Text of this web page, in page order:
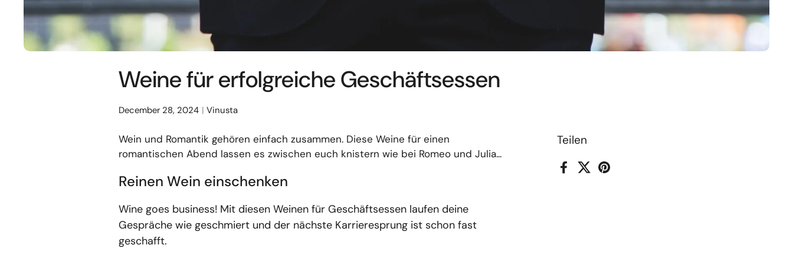
Weine für erfolgreiche Geschäftsessen
December 28, 2024 Vinusta
Teilen
Facebook
X (Twitter)
Pinterest
Wein und Romantik gehören einfach zusammen. Diese Weine für einen
romantischen Abend lassen es zwischen euch knistern wie bei Romeo und Julia...
Reinen Wein einschenken
Wine goes business! Mit diesen Weinen für Geschäftsessen laufen deine
Gespräche wie geschmiert und der nächste Karrieresprung ist schon fast
geschafft.